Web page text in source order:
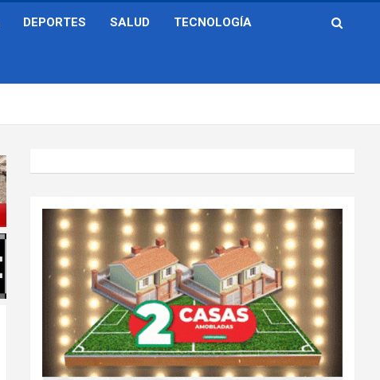
DEPORTES SALUD TECNOLOGÍA